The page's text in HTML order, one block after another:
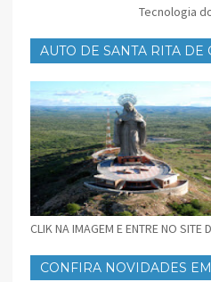
Tecnologia
AUTO DE SANTA RITA DE
CLIK NA IMAGEM E ENTRE NO SITE
CONFIRA NOVIDADES